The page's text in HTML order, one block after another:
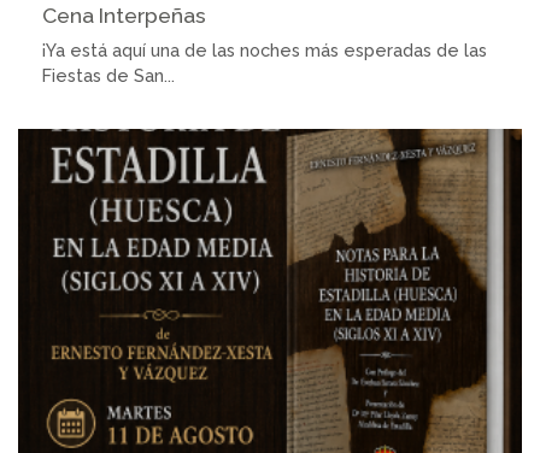
Cena Interpeñas
¡Ya está aquí una de las noches más esperadas de las
Fiestas de San...